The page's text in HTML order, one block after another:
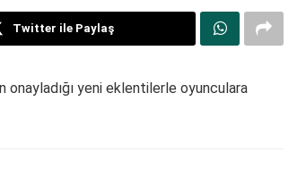
Twitter ile Paylaş
onayladığı yeni eklentilerle oyunculara